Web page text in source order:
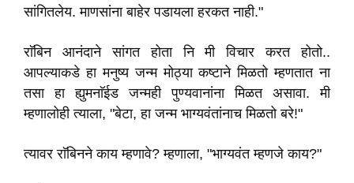
सांगितलेय. माणसांना बाहेर पडायला हरकत नाही."
राॅबिन आनंदाने सांगत होता नि मी विचार करत होतो..
आपल्याकडे हा मनुष्य जन्म मोठ्या कष्टाने मिळतो म्हणतात ना
तसा हा ह्युमनाॅईड जन्मही पुण्यवानांना मिळत असावा. मी
म्हणालोही त्याला, "बेटा, हा जन्म भाग्यवंतांनाच मिळतो बरे!"
त्यावर राॅबिनने काय म्हणावे? म्हणाला, "भाग्यवंत म्हणजे काय?"